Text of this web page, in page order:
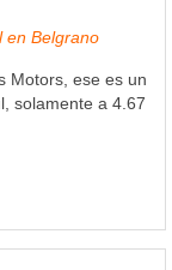
en Belgrano
Motors, ese es un
solamente a 4.67